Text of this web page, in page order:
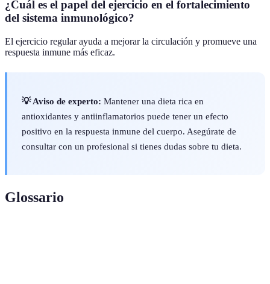
¿Cuál es el papel del ejercicio en el fortalecimiento
del sistema inmunológico?
El ejercicio regular ayuda a mejorar la circulación y promueve una
respuesta inmune más eficaz.
💡 Aviso de experto: Mantener una dieta rica en
antioxidantes y antiinflamatorios puede tener un efecto
positivo en la respuesta inmune del cuerpo. Asegúrate de
consultar con un profesional si tienes dudas sobre tu dieta.
Glossario